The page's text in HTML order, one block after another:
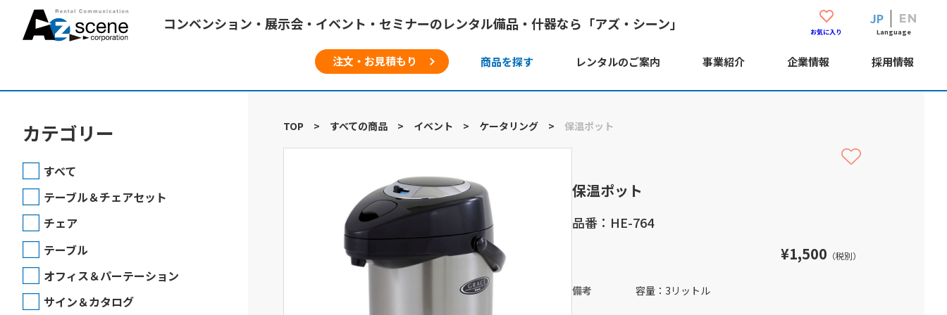
コンベンション・展示会・イベント・セミナーのレンタル備品・什器なら「アズ・シーン」 お気に入り
EN
JP
Language
注文・お見積もり 商品を探す レンタルのご案内 事業紹介 企業情報 採用情報
カテゴリー
すべて
テーブル＆チェアセット
チェア
テーブル
オフィス＆パーテーション
サイン＆カタログ
TOP > すべての商品 > イベント > ケータリング > 保温ポット
保温ポット
品番：HE-764
¥1,500 （税別）
備考 容量：3リットル